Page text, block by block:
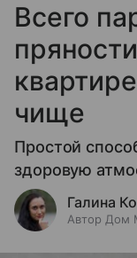
Всего
чище
Простой
здоровую
Галина
Автор Дом